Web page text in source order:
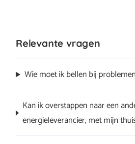
Relevante vragen
Wie moet ik bellen bij
0608499.
Kan ik overstappen naar een
energieleverancier, met mijn